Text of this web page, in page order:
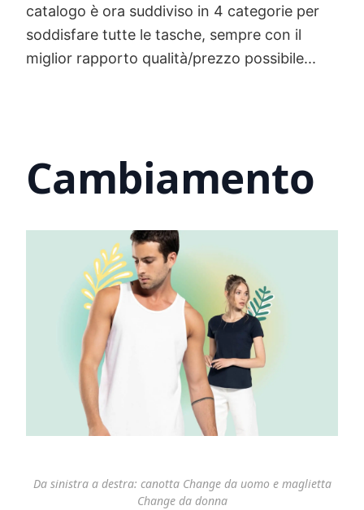
catalogo è ora suddiviso in 4 categorie per
soddisfare tutte le tasche, sempre con il
miglior rapporto qualità/prezzo possibile...
Cambiamento
Da sinistra a destra: canotta Change da uomo e maglietta
Change da donna